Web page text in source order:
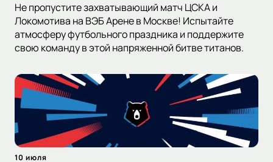
Не пропустите захватывающий матч ЦСКА и
Локомотива на ВЭБ Арене в Москве! Испытайте
атмосферу футбольного праздника и поддержите
свою команду в этой напряженной битве титанов.
10 июля